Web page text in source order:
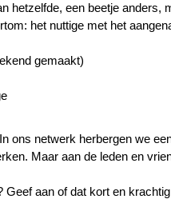
hetzelfde, een beetje anders,
het nuttige met het
gemaakt)
ons netwerk herbergen we
Maar aan de leden en
aan of dat kort en